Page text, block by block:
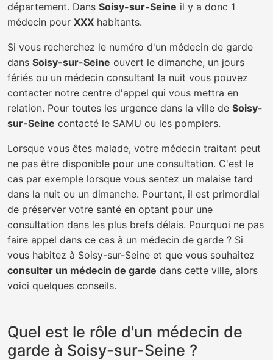
département. Dans Soisy-sur-Seine il y a donc 1
médecin pour XXX habitants.
Si vous recherchez le numéro d'un médecin de garde
dans Soisy-sur-Seine ouvert le dimanche, un jours
fériés ou un médecin consultant la nuit vous pouvez
contacter notre centre d'appel qui vous mettra en
relation. Pour toutes les urgence dans la ville de Soisy-
sur-Seine contacté le SAMU ou les pompiers.
Lorsque vous êtes malade, votre médecin traitant peut
ne pas être disponible pour une consultation. C'est le
cas par exemple lorsque vous sentez un malaise tard
dans la nuit ou un dimanche. Pourtant, il est primordial
de préserver votre santé en optant pour une
consultation dans les plus brefs délais. Pourquoi ne pas
faire appel dans ce cas à un médecin de garde ? Si
vous habitez à Soisy-sur-Seine et que vous souhaitez
consulter un médecin de garde dans cette ville, alors
voici quelques conseils.
Quel est le rôle d'un médecin de
garde à Soisy-sur-Seine ?